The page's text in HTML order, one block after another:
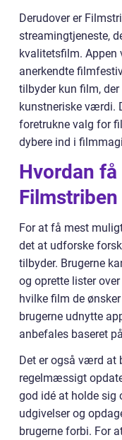
Derudover er
streamingtjeneste,
kvalitetsfilm.
anerkendte
tilbyder kun film,
kunstneriske værdi.
foretrukne valg for
dybere ind i
Hvordan
Filmstriben
For at få mest
det at udforske
tilbyder. Brugerne
og oprette lister
hvilke film de
brugerne udnytte
anbefales baseret
Det er også værd at
regelmæssigt
god idé at holde sig
udgivelser og
brugerne forbi. For